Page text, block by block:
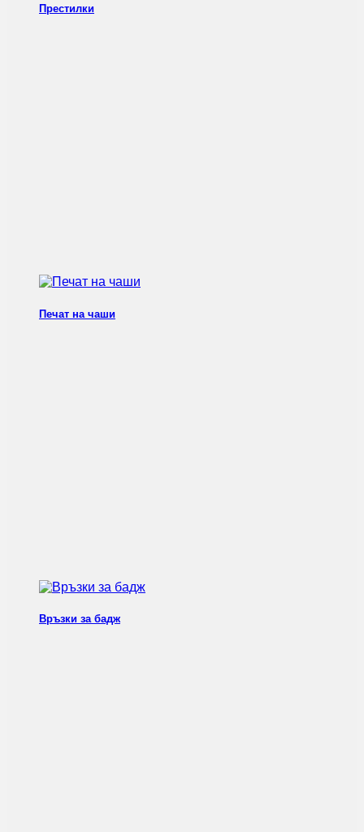
Престилки
Печат на чаши
Връзки за бадж